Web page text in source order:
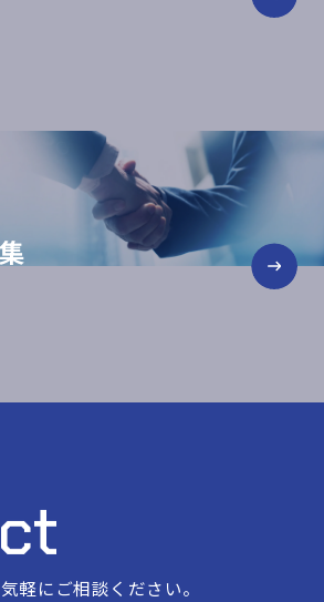
軽にご相談ください。